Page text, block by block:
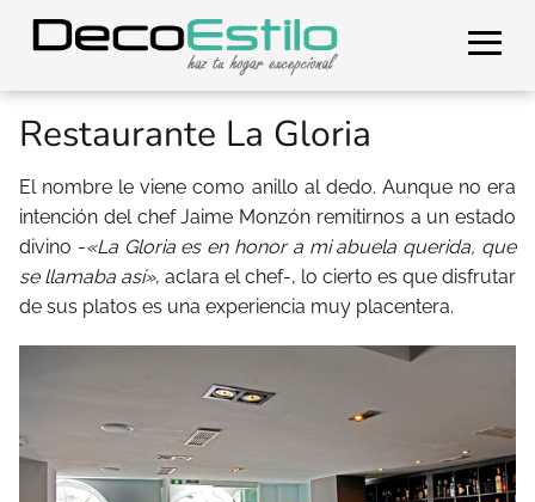
Restaurante La Gloria
El nombre le viene como anillo al dedo. Aunque no era
intención del chef Jaime Monzón remitirnos a un estado
divino -«La Gloria es en honor a mi abuela querida, que
se llamaba así», aclara el chef-, lo cierto es que disfrutar
de sus platos es una experiencia muy placentera.